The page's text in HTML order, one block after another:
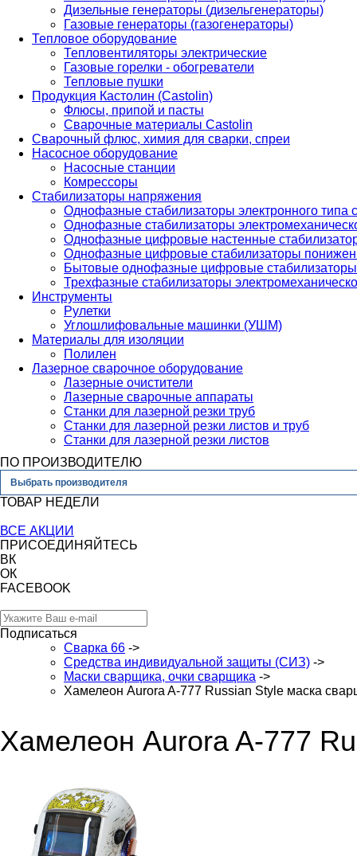
Дизельные генераторы (дизельгенераторы)
Газовые генераторы (газогенераторы)
Тепловое оборудование
Тепловентиляторы электрические
Газовые горелки - обогреватели
Тепловые пушки
Продукция Кастолин (Castolin)
Флюсы, припой и пасты
Сварочные материалы Castolin
Сварочный флюс, химия для сварки, спреи
Насосное оборудование
Насосные станции
Комрессоры
Стабилизаторы напряжения
Однофазные стабилизаторы электронного
Однофазные стабилизаторы
Однофазные цифровые настенные
Однофазные цифровые стабилизаторы
Бытовые однофазные цифровые стабилизаторы
Трехфазные стабилизаторы
Инструменты
Рулетки
Углошлифовальные машинки (УШМ)
Материалы для изоляции
Полилен
Лазерное сварочное оборудование
Лазерные очистители
Лазерные сварочные аппараты
Станки для лазерной резки труб
Станки для лазерной резки листов и труб
Станки для лазерной резки листов
ПО ПРОИЗВОДИТЕЛЮ
Выбрать производителя
ТОВАР НЕДЕЛИ
ВСЕ АКЦИИ
ПРИСОЕДИНЯЙТЕСЬ
ВК
ОК
FACEBOOK
Подписаться
Сварка 66 ->
Средства индивидуальной защиты (СИЗ) ->
Маски сварщика, очки сварщика ->
Хамелеон Aurora A-777 Russian Style маска
Хамелеон Aurora A-777